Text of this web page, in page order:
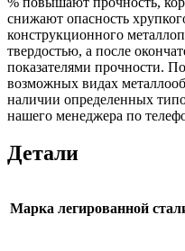
снижают опасность
конструкционного
твердостью, а после
показателями прочности.
возможных видах
наличии определенных
нашего менеджера по
Детали
Марка легированной